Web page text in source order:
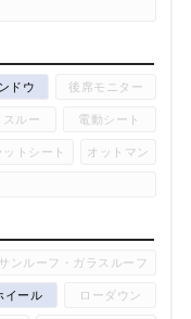
ドウ 後席モニター
スルー 電動シート
ットシート オットマン
サンルーフ・ガラスルーフ
イール ローダウン